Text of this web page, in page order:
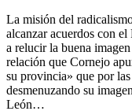
La misión del
alcanzar acuerdos con
a relucir la buena
relación que Cornejo
su provincia» que por
desmenuzando su
León…